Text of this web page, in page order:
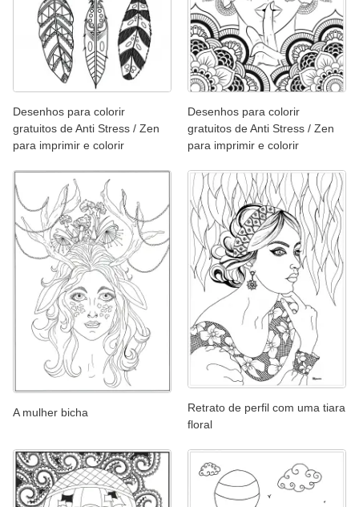
Desenhos para colorir
gratuitos de Anti Stress / Zen
para imprimir e colorir
Desenhos para colorir
gratuitos de Anti Stress / Zen
para imprimir e colorir
A mulher bicha
Retrato de perfil com uma tiara
floral